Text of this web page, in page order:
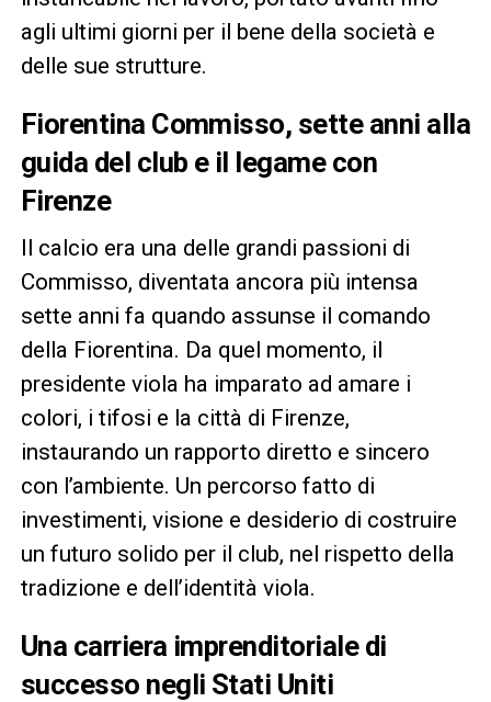
agli ultimi giorni per il bene della società e
delle sue strutture.
Fiorentina Commisso, sette anni alla
guida del club e il legame con
Firenze
Il calcio era una delle grandi passioni di
Commisso, diventata ancora più intensa
sette anni fa quando assunse il comando
della Fiorentina. Da quel momento, il
presidente viola ha imparato ad amare i
colori, i tifosi e la città di Firenze,
instaurando un rapporto diretto e sincero
con l’ambiente. Un percorso fatto di
investimenti, visione e desiderio di costruire
un futuro solido per il club, nel rispetto della
tradizione e dell’identità viola.
Una carriera imprenditoriale di
successo negli Stati Uniti